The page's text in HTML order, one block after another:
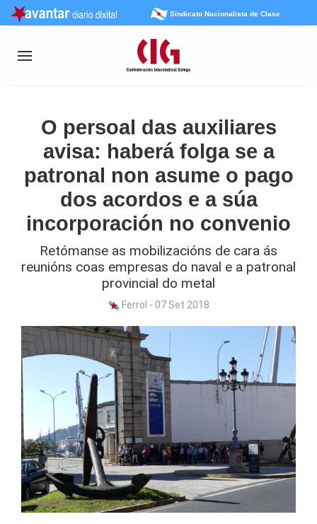
Sindicato Nacionalista de Clase
O persoal das auxiliares
avisa: haberá folga se a
patronal non asume o pago
dos acordos e a súa
incorporación no convenio
Retómanse as mobilizacións de cara ás
reunións coas empresas do naval e a patronal
provincial do metal
Ferrol - 07 Set 2018